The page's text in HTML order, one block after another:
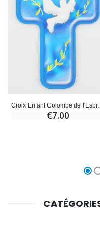
Croix Enfant Colombe
€7.00